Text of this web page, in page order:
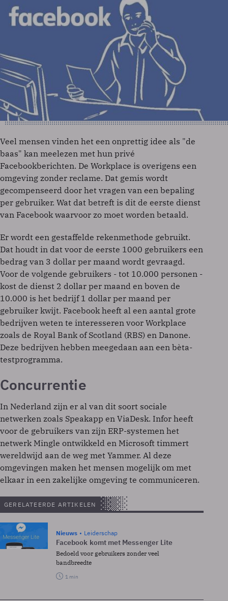
Veel mensen vinden het een onprettig idee als "de
baas" kan meelezen met hun privé
Facebookberichten. De Workplace is overigens een
omgeving zonder reclame. Dat gemis wordt
gecompenseerd door het vragen van een bepaling
per gebruiker. Wat dat betreft is dit de eerste dienst
van Facebook waarvoor zo moet worden betaald.
Er wordt een gestaffelde rekenmethode gebruikt.
Dat houdt in dat voor de eerste 1000 gebruikers een
bedrag van 3 dollar per maand wordt gevraagd.
Voor de volgende gebruikers - tot 10.000 personen -
kost de dienst 2 dollar per maand en boven de
10.000 is het bedrijf 1 dollar per maand per
gebruiker kwijt. Facebook heeft al een aantal grote
bedrijven weten te interesseren voor Workplace
zoals de Royal Bank of Scotland (RBS) en Danone.
Deze bedrijven hebben meegedaan aan een bèta-
testprogramma.
Concurrentie
In Nederland zijn er al van dit soort sociale
netwerken zoals Speakapp en ViaDesk. Infor heeft
voor de gebruikers van zijn ERP-systemen het
netwerk Mingle ontwikkeld en Microsoft timmert
wereldwijd aan de weg met Yammer. Al deze
omgevingen maken het mensen mogelijk om met
elkaar in een zakelijke omgeving te communiceren.
GERELATEERDE ARTIKELEN
Nieuws Leiderschap
Facebook komt met Messenger Lite
Bedoeld voor gebruikers zonder veel
bandbreedte
1 min